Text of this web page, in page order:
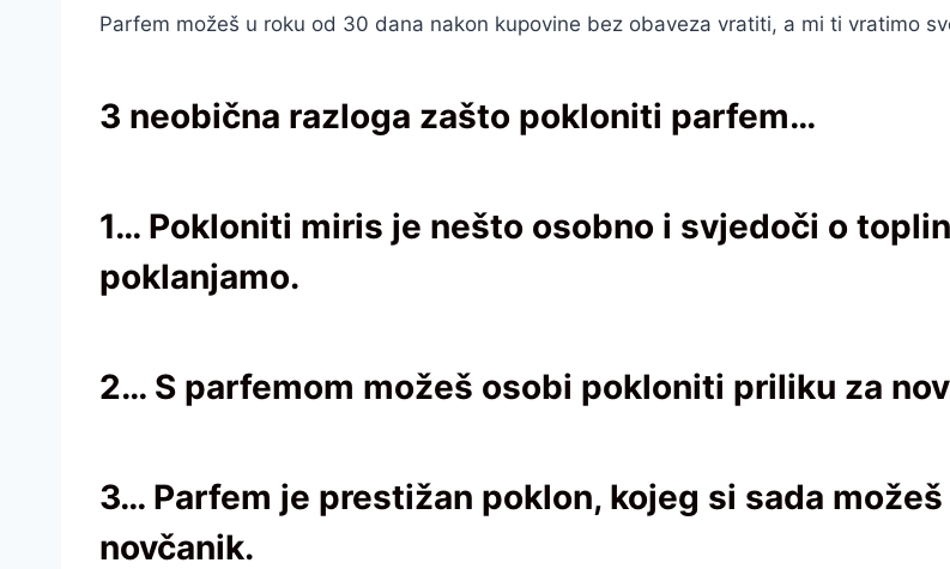
Parfem možeš u roku od 30 dana nakon kupovine bez obaveza vratiti, a mi ti vratimo
3 neobična razloga zašto pokloniti parfem…
1… Pokloniti miris je nešto osobno i svjedoči o
poklanjamo.
2… S parfemom možeš osobi pokloniti priliku za
3… Parfem je prestižan poklon, kojeg si sada
novčanik.